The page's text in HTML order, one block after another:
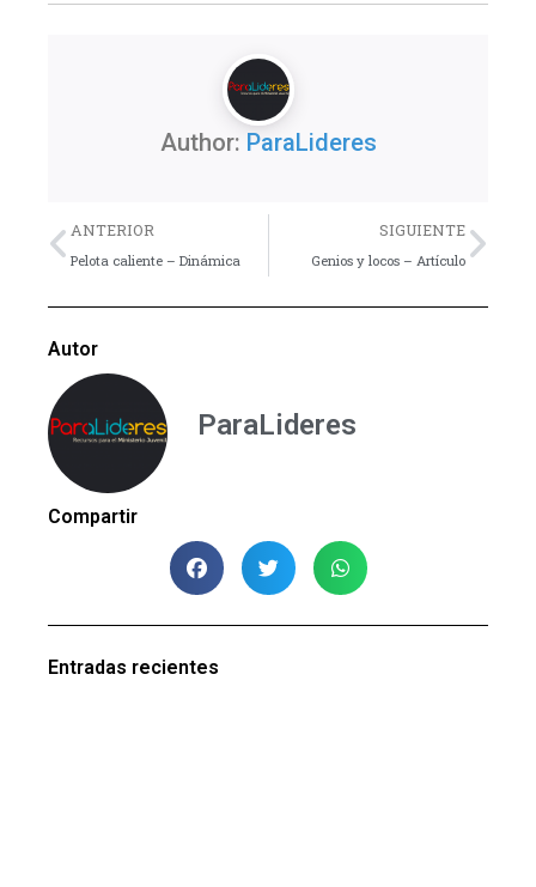
Author: ParaLideres
Previo
ANTERIOR
Pelota caliente – Dinámica
SIGUIENTE
Genios y locos – Artículo
Autor
ParaLideres
Compartir
Entradas recientes